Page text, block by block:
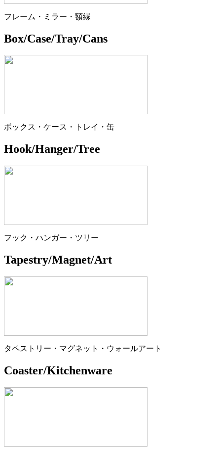
フレーム・ミラー・額縁
Box/Case/Tray/Cans
ボックス・ケース・トレイ・缶
Hook/Hanger/Tree
フック・ハンガー・ツリー
Tapestry/Magnet/Art
タペストリー・マグネット・ウォールアート
Coaster/Kitchenware